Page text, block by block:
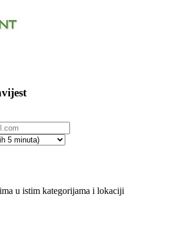
u istim kategorijama i lokaciji